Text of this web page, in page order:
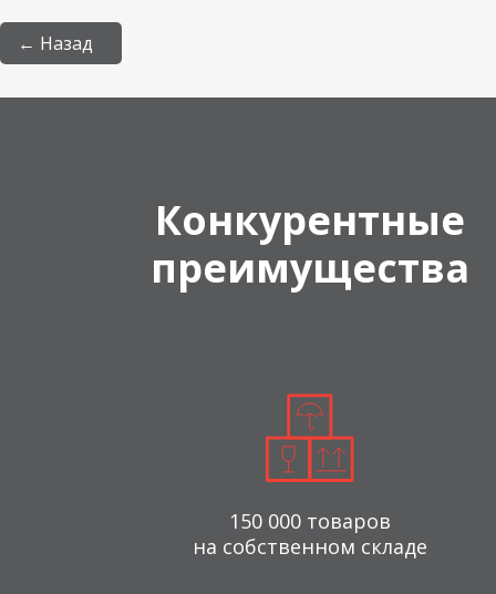
← Назад
Конкурентные
преимущества
150 000 товаров
на собственном складе